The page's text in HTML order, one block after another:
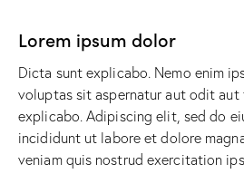
Lorem ipsum dolor
Dicta sunt explicabo. Nemo enim
voluptas sit aspernatur aut odit
explicabo. Adipiscing elit, sed do
incididunt ut labore et dolore
veniam quis nostrud exercitation